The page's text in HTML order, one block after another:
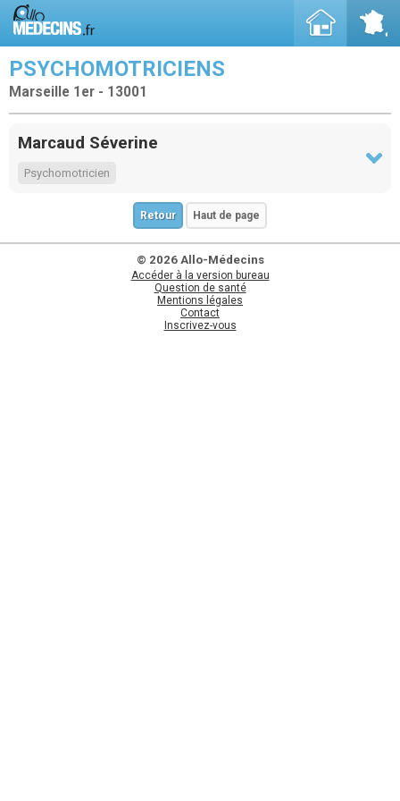
PSYCHOMOTRICIENS
Marseille 1er - 13001
Marcaud Séverine
Psychomotricien
Retour Haut de page
© 2026 Allo-Médecins
Accéder à la version bureau
Question de santé
Mentions légales
Contact
Inscrivez-vous